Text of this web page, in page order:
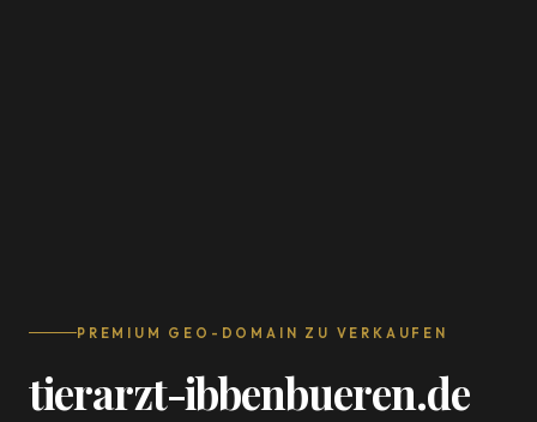
PREMIUM GEO-DOMAIN ZU VERKAUFEN
tierarzt-ibbenbueren.de